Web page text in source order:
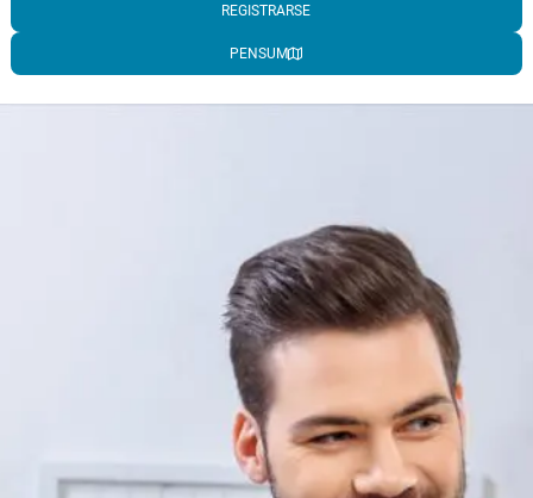
REGISTRARSE
PENSUM